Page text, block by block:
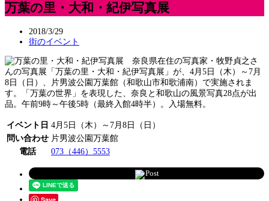
万葉の里・大和・紀伊写真展
2018/3/29
街のイベント
奈良県在住の写真家・牧野貞之さ
んの写真展「万葉の里・大和・紀伊写真展」が、4月5日（木）～7月
8日（日）、片男波公園万葉館（和歌山市和歌浦南）で実施されま
す。「万葉の世界」を表現した、奈良と和歌山の風景写真28点が出
品。午前9時～午後5時（最終入館4時半）。入場無料。
イベント日 4月5日（木）～7月8日（日）
問い合わせ 片男波公園万葉館
電話
073（446）5553
Post